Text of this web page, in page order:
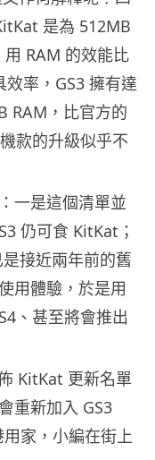
是為 512MB
RAM 的效能比
率，GS3 擁有達
RAM，比官方的
款的升級似乎不
一是這個清單並
仍可食 KitKat；
接近兩年前的舊
用體驗，於是用
、甚至將會推出
KitKat 更新名單
重新加入 GS3
家，小編在街上